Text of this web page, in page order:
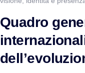
Quadro